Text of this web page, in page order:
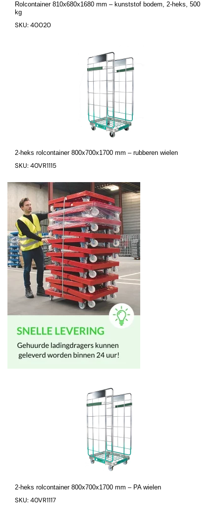
Rolcontainer 810x680x1680 mm – kunststof bodem, 2-heks, 500
kg
SKU: 40020
2-heks rolcontainer 800x700x1700 mm – rubberen wielen
SKU: 40VR1115
2-heks rolcontainer 800x700x1700 mm – PA wielen
SKU: 40VR1117